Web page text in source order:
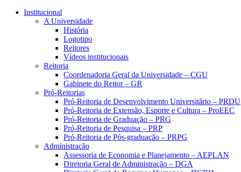
Conteúdo principal
Institucional
A Universidade
História
Logotipo
Reitores
Vídeos institucionais
Reitoria
Coordenadoria Geral da Universidade – CGU
Gabinete do Reitor – GR
Pró-Reitorias
Pró-Reitoria de Desenvolvimento Universitário – PRDU
Pró-Reitoria de Extensão, Esporte e Cultura – ProEEC
Pró-Reitoria de Graduação – PRG
Pró-Reitoria de Pesquisa – PRP
Pró-Reitoria de Pós-graduação – PRPG
Administração
Assessoria de Economia e Planejamento – AEPLAN
Diretoria Geral de Administração – DGA